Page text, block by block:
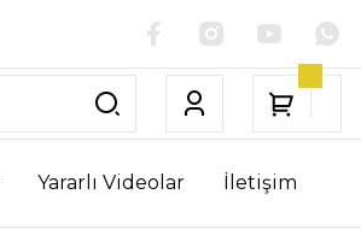
Yararlı Videolar İletişim